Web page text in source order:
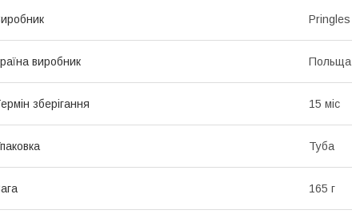
Pringles
виробник Польща
зберігання 15 міс
Туба
165 г